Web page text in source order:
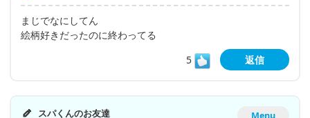
まじでなにしてん
絵柄好きだったのに終わってる
5
返信
スパくんのお友達